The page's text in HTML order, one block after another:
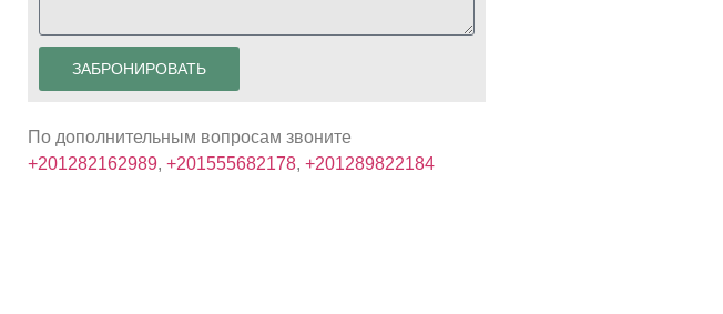
ЗАБРОНИРОВАТЬ
По дополнительным вопросам звоните
+201282162989, +201555682178, +201289822184